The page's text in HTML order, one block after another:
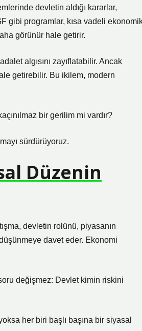
devletin aldığı kararlar,
gibi programlar, kısa vadeli
görünür hale getirir.
algısını zayıflatabilir. Ancak
getirebilir. Bu ikilem, modern
bir gerilim mi vardır?
sürdürüyoruz.
Düzenin
devletin rolünü, piyasanın
davet eder. Ekonomi
değişmez: Devlet kimin riskini
her biri başlı başına bir siyasal